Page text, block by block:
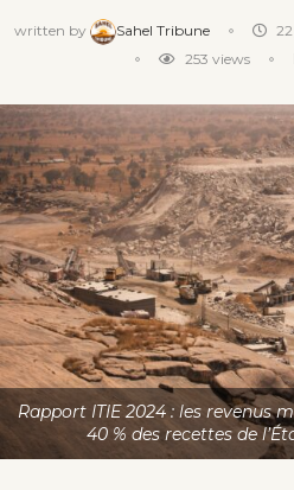
written by Sahel Tribune
253 views
Rapport ITIE 2024 : les revenus
40 % des recettes de